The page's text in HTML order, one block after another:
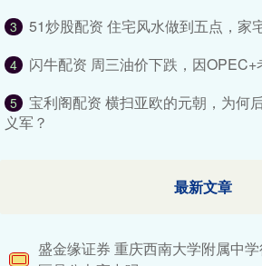
3 51炒股配资 住宅风水做到五点，家
4 闪牛配资 周三油价下跌，因
5
宝利阁配资 横扫亚欧的元朝，为何
义军？
最新文章
盛金缘证券 重庆西南大学附属中